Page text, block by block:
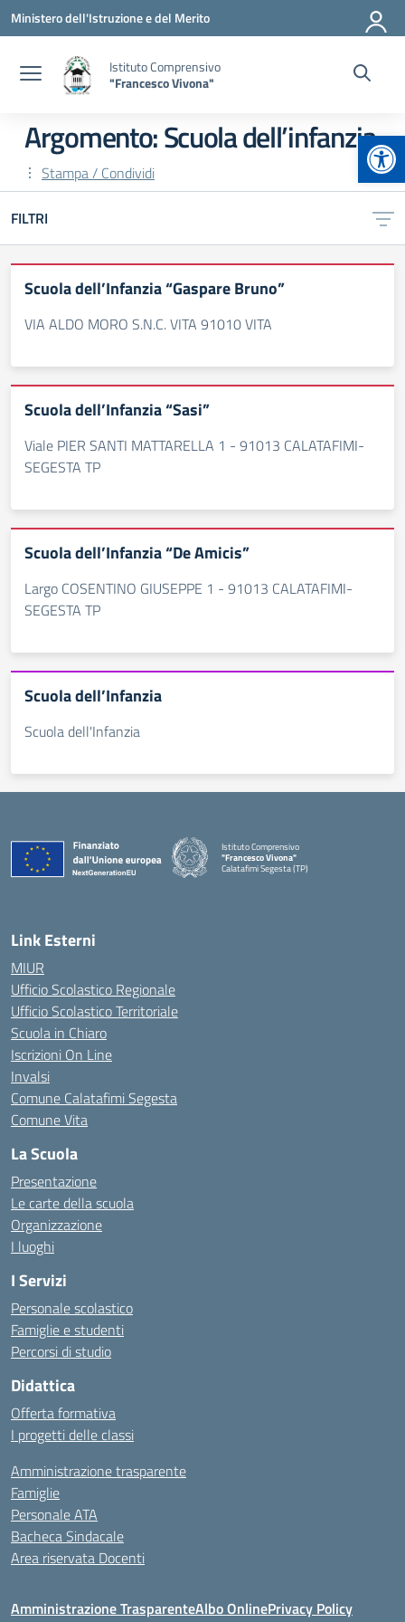
Vai ai contenuti
Vai al menu di navigazione
Vai al footer
Ministero dell'Istruzione e del Merito
Istituto Comprensivo
"Francesco Vivona"
Argomento: Scuola dell’infanzia
Stampa / Condividi
FILTRI
Scuola dell’Infanzia “Gaspare Bruno”
VIA ALDO MORO S.N.C. VITA 91010 VITA
Scuola dell’Infanzia “Sasi”
Viale PIER SANTI MATTARELLA 1 - 91013 CALATAFIMI-
SEGESTA TP
Scuola dell’Infanzia “De Amicis”
Largo COSENTINO GIUSEPPE 1 - 91013 CALATAFIMI-
SEGESTA TP
Scuola dell’Infanzia
Scuola dell'Infanzia
Istituto Comprensivo
"Francesco Vivona"
Calatafimi Segesta (TP)
— Visita la pagina iniziale della scuola
Link Esterni
MIUR
Ufficio Scolastico Regionale
Ufficio Scolastico Territoriale
Scuola in Chiaro
Iscrizioni On Line
Invalsi
Comune Calatafimi Segesta
Comune Vita
La Scuola
Presentazione
Le carte della scuola
Organizzazione
I luoghi
I Servizi
Personale scolastico
Famiglie e studenti
Percorsi di studio
Didattica
Offerta formativa
I progetti delle classi
Amministrazione trasparente
Famiglie
Personale ATA
Bacheca Sindacale
Area riservata Docenti
Amministrazione TrasparenteAlbo OnlinePrivacy Policy